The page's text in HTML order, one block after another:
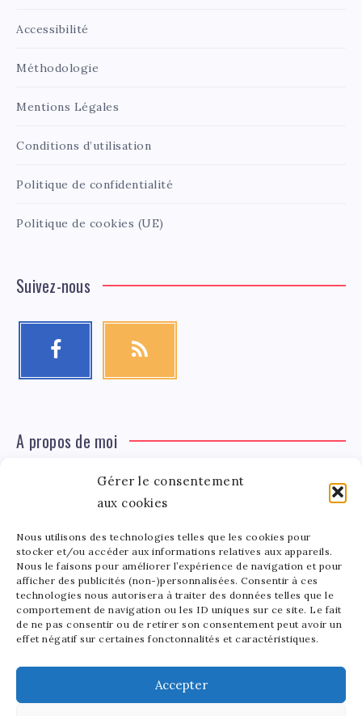
Gérer le consentement
aux cookies
Nous utilisons des technologies telles que les cookies pour
stocker et/ou accéder aux informations relatives aux appareils.
Nous le faisons pour améliorer l’expérience de navigation et pour
afficher des publicités (non-)personnalisées. Consentir à ces
technologies nous autorisera à traiter des données telles que le
comportement de navigation ou les ID uniques sur ce site. Le fait
de ne pas consentir ou de retirer son consentement peut avoir un
effet négatif sur certaines fonctonnalités et caractéristiques.
Accepter
Accessibilité
Méthodologie
Mentions Légales
Conditions d’utilisation
Politique de confidentialité
Politique de cookies (UE)
Suivez-nous
A propos de moi
Tinger
Léa Tinger
Fondatrice
Fondatrice de FortunedeStar.com, je fusionne ma
passion pour les cultures et l'économie des célébrités.
Entre la gestion de mon site et la poterie, je trouve le
bonheur dans l'équilibre de mes activités. Mère d'un
bout de chou de 5 ans, je partage avec lui l'amour de
l'art sous toutes ses formes.